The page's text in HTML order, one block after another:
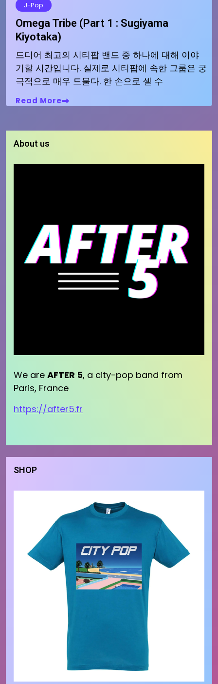
J-Pop
Omega Tribe (Part 1 : Sugiyama
Kiyotaka)
드디어 최고의 시티팝 밴드 중 하나에 대해 이야
기할 시간입니다. 실제로 시티팝에 속한 그룹은 궁
극적으로 매우 드물다. 한 손으로 셀 수
Read More
About us
We are AFTER 5, a city-pop band from
Paris, France
https://after5.fr
SHOP